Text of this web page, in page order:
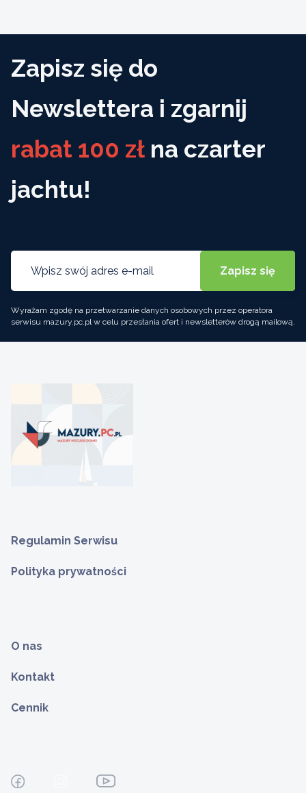
Zapisz się do
Newslettera i zgarnij
rabat 100 zł na czarter
jachtu!
Wyrażam zgodę na przetwarzanie danych osobowych przez operatora
serwisu mazury.pc.pl w celu przesłania ofert i newsletterów drogą mailową.
Regulamin Serwisu
Polityka prywatności
O nas
Kontakt
Cennik